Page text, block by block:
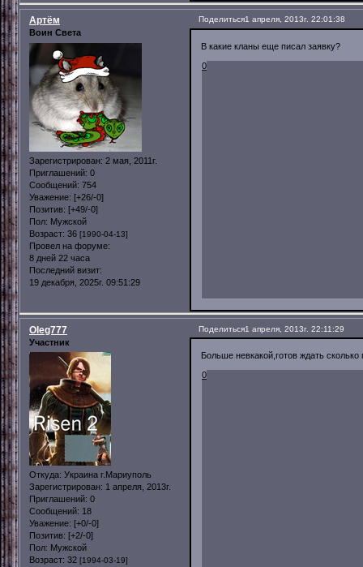
Поделиться1 апреля, 2013г. 22:01:38
Артём
Воин Света
Зарегистрирован: 2 мая, 2011г.
Приглашений: 0
Сообщений: 754
Уважение: [+26/-0]
Позитив: [+49/-0]
Пол: Мужской
Возраст: 36 [1990-04-13]
Провел на форуме:
8 дней 22 часа
Последний визит:
19 декабря, 2025г. 09:51:29
В какие кланы еще писал заявку?
0
Поделиться1 апреля, 2013г. 22:11:29
Oleg777
Участник
Откуда: Украина г.Мариуполь
Зарегистрирован: 1 апреля, 2013г.
Приглашений: 0
Сообщений: 18
Уважение: [+0/-0]
Позитив: [+2/-0]
Пол: Мужской
Возраст: 32 [1994-03-19]
Больше невкакой,готов ждать сколько
0